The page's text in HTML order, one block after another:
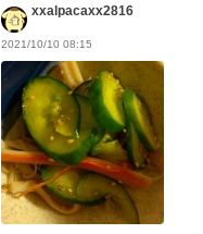
xxalpacaxx2816
2021/10/10 08:15